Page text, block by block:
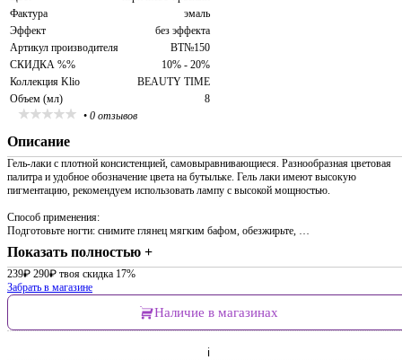
Фактура
эмаль
Эффект
без эффекта
Артикул производителя
BT№150
СКИДКА %%
10% - 20%
Коллекция Klio
BEAUTY TIME
Объем (мл)
8
• 0 отзывов
Описание
Гель-лаки с плотной консистенцией, самовыравнивающиеся. Разнообразная цветовая
палитра и удобное обозначение цвета на бутыльке. Гель лаки имеют высокую
пигментацию, рекомендуем использовать лампу с высокой мощностью.
Способ применения:
Подготовьте ногти: снимите глянец мягким бафом, обезжирьте, …
Показать полностью +
239₽ 290₽ твоя скидка 17%
Забрать в магазине
Наличие в магазинах
ℹ